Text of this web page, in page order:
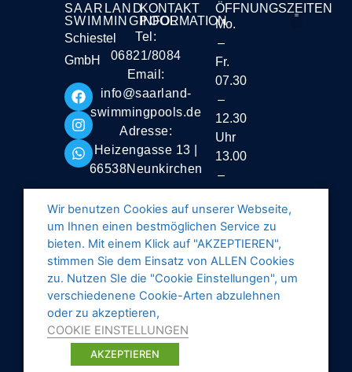
SAARLAND
SWIMMINGPOOL
Schiestel
GmbH
KONTAKT
INFORMATION
Tel:
06821/8084
Email:
info@saarland-
swimmingpools.de
Adresse:
Heizengasse 13 |
66538Neunkirchen
ÖFFNUNGSZEITEN
Mo.
–
Fr.
07.30
–
12.30
Uhr
13.00
–
Uhr
Samstag
geschlossen
Wir benutzen Cookies auf unserer Webseite,
um Ihnen einen bestmöglichen Service zu
bieten. Mit einem Klick auf "AKZEPTIEREN",
stimmen Sie dem Einsatz von ALLEN Cookies
zu. Nutzen SIe die "Cookie Einstellungen", um
verschiedenene Cookie-Arten abzulehnen
oder zu akzeptieren,
COOKIE EINSTELLUNGEN
AKZEPTIEREN